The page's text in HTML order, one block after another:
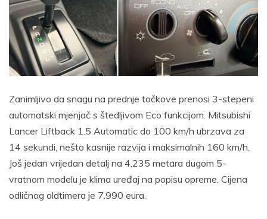
Zanimljivo da snagu na prednje točkove prenosi 3-stepeni
automatski mjenjač s štedljivom Eco funkcijom. Mitsubishi
Lancer Liftback 1.5 Automatic do 100 km/h ubrzava za
14 sekundi, nešto kasnije razvija i maksimalnih 160 km/h.
Još jedan vrijedan detalj na 4,235 metara dugom 5-
vratnom modelu je klima uređaj na popisu opreme. Cijena
odličnog oldtimera je 7.990 eura.